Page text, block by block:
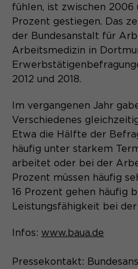
Zweck
Content
Webseite.
unerlässlich,
Sie
zu erkennen
ID als
"hash-Wert")
Name PHPSESSID
Anbieter Session-
Der Session
Name _pk_id*
Anbieter Matomo
Laufzeit 13 Monate
Name _pk_ses*
Anbieter
Laufzeit 30 Minuten
Speichert
Cookie-Informationen
Aktivierung
Diese Cookies
Übersetzung der Website-
Name googtrans
GTranslate Inc.
Laufzeit 1 Jahr
Zweck
Speichert die
Sprache für
Übersetzung
Cookie-Informationen
fühlen, ist zwischen 2006
Prozent gestiegen. Das
der Bundesanstalt für
Arbeitsmedizin in
2012 und 2018.
Im vergangenen Jahr
Verschiedenes
Etwa die Hälfte der
häufig unter starkem
arbeitet oder bei der
Prozent müssen häufig
16 Prozent gehen häufig
Leistungsfähigkeit bei
Infos: www.baua.de
Pressekontakt: